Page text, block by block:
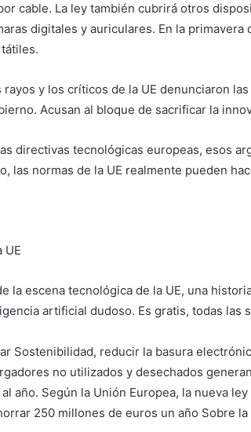
cable. La ley también cubrirá otros
digitales y auriculares. En la primavera
rayos y los críticos de la UE denunciaron
Acusan al bloque de sacrificar la
directivas tecnológicas europeas, esos
las normas de la UE realmente pueden
UE
la escena tecnológica de la UE, una
artificial dudoso. Es gratis, todas las
Sostenibilidad, reducir la basura
no utilizados y desechados
año. Según la Unión Europea, la nueva
250 millones de euros un año Sobre